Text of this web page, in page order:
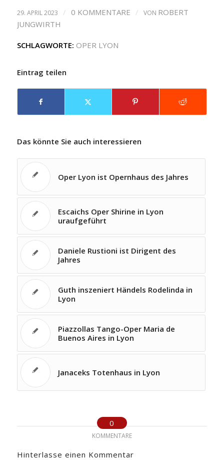
29. APRIL 2023 / 0 KOMMENTARE / VON ROBERT
JUNGWIRTH
SCHLAGWORTE: OPER LYON
Eintrag teilen
Das könnte Sie auch interessieren
Oper Lyon ist Opernhaus des Jahres
Escaichs Oper Shirine in Lyon
uraufgeführt
Daniele Rustioni ist Dirigent des
Jahres
Guth inszeniert Händels Rodelinda in
Lyon
Piazzollas Tango-Oper Maria de
Buenos Aires in Lyon
Janaceks Totenhaus in Lyon
0
KOMMENTARE
Hinterlasse einen Kommentar